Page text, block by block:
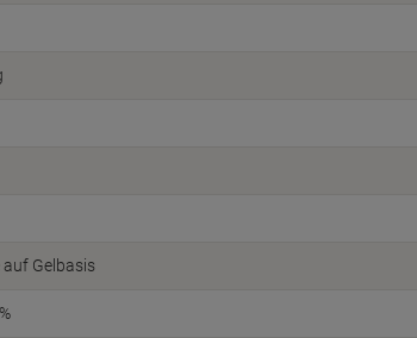
Gelbasis